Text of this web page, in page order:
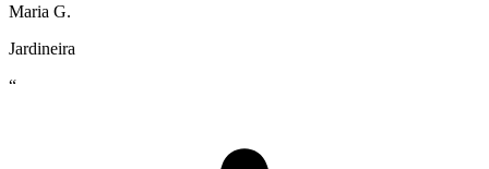
Maria G.
Jardineira
“